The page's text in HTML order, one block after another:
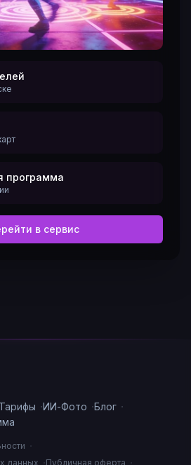
программа
в сервис
Тарифы ·ИИ-Фото ·Блог ·
·
данных Публичная оферта